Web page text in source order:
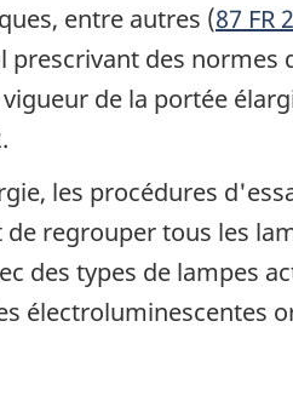
entre autres (87 FR
prescrivant des
de la portée
les procédures
regrouper tous les
des types de lampes
électroluminescentes